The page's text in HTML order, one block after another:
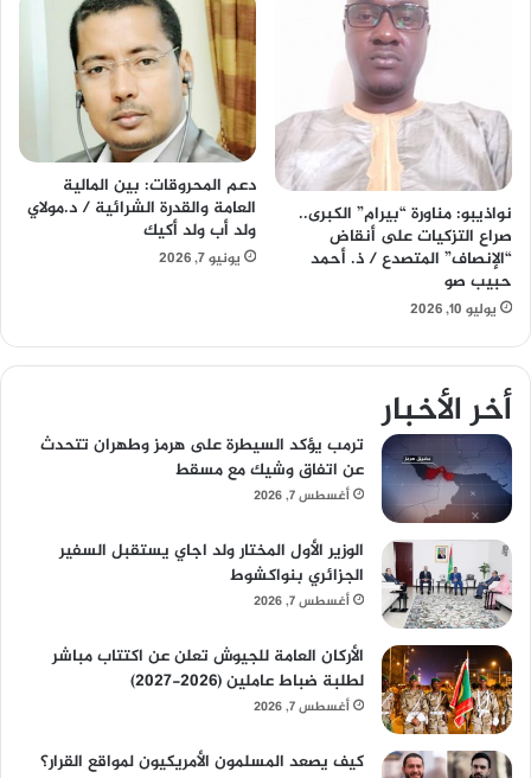
نواذيبو: مناورة “بيرام” الكبرى..
صراع التزكيات على أنقاض
“الإنصاف” المتصدع / ذ. أحمد
حبيب صو
يوليو 10, 2026
دعم المحروقات: بين المالية
العامة والقدرة الشرائية / د.مولاي
ولد أب ولد أكيك
يونيو 7, 2026
أخر الأخبار
ترمب يؤكد السيطرة على هرمز وطهران تتحدث
عن اتفاق وشيك مع مسقط
أغسطس 7, 2026
الوزير الأول المختار ولد اجاي يستقبل السفير
الجزائري بنواكشوط
أغسطس 7, 2026
الأركان العامة للجيوش تعلن عن اكتتاب مباشر
لطلبة ضباط عاملين (2026-2027)
أغسطس 7, 2026
كيف يصعد المسلمون الأمريكيون لمواقع القرار؟